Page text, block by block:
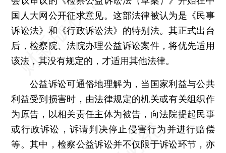
国人大网公开征求意见。这部法律被认为是《民事
诉讼法》和《行政诉讼法》的特别法。其正式出台
后，检察院、法院办理公益诉讼案件，将优先适用
该法，其没有规定的，才适用其他法律。
公益诉讼可通俗地理解为，当国家利益与公共
利益受到损害时，由法律规定的机关或有关组织作
为原告，以相关责任主体为被告，向法院提起民事
或行政诉讼，诉请判决停止侵害行为并进行赔偿
等。其中，检察公益诉讼并不仅限于诉讼环节，亦